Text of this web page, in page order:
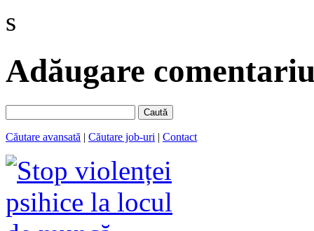
s
Adăugare
Caută
Căutare avansată | Căutare job-uri | Contact